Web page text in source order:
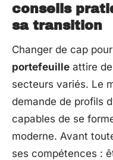
conseils
sa transition
Changer de cap
portefeuille attire
secteurs variés. Le
demande de profils
capables de se
moderne. Avant
ses compétences :